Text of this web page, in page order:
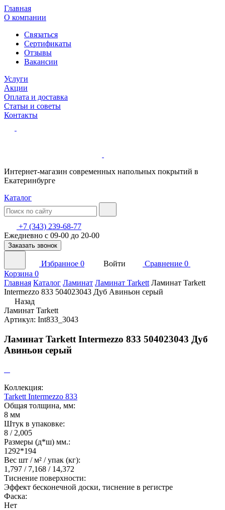
Главная
О компании
Связаться
Сертификаты
Отзывы
Вакансии
Услуги
Акции
Оплата и доставка
Статьи и советы
Контакты
Интернет-магазин современных напольных покрытий в
Екатеринбурге
Каталог
+7 (343) 239-68-77
Ежедневно с 09-00 до 20-00
Заказать звонок
Избранное 0 Войти Сравнение 0
Корзина 0
Главная Каталог Ламинат Ламинат Tarkett Ламинат Tarkett
Intermezzo 833 504023043 Дуб Авиньон серый
Назад
Ламинат Tarkett
Артикул: Int833_3043
Ламинат Tarkett Intermezzo 833 504023043 Дуб
Авиньон серый
Коллекция:
Tarkett Intermezzo 833
Общая толщина, мм:
8 мм
Штук в упаковке:
8 / 2,005
Размеры (д*ш) мм.:
1292*194
Вес шт / м² / упак (кг):
1,797 / 7,168 / 14,372
Тиснение поверхности:
Эффект бесконечной доски, тиснение в регистре
Фаска:
Нет